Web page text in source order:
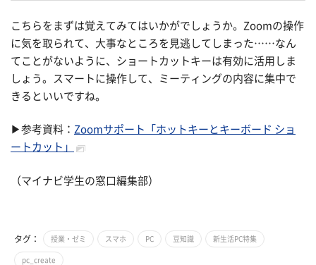
こちらをまずは覚えてみてはいかがでしょうか。Zoomの操作
に気を取られて、大事なところを見逃してしまった……なん
てことがないように、ショートカットキーは有効に活用しま
しょう。スマートに操作して、ミーティングの内容に集中で
きるといいですね。
▶︎参考資料： Zoomサポート「ホットキーとキーボード ショ
ートカット」
（マイナビ学生の窓口編集部）
タグ： 授業・ゼミ スマホ PC 豆知識 新生活PC特集
pc_create